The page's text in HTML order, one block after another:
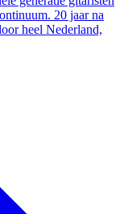
20 jaar na
heel Nederland,